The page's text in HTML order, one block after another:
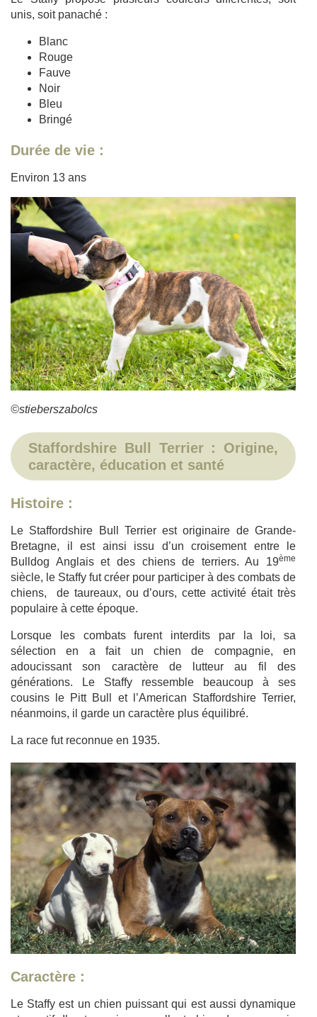
unis, soit panaché :
Blanc
Rouge
Fauve
Noir
Bleu
Bringé
Durée de vie :
Environ 13 ans
©stieberszabolcs
Staffordshire Bull Terrier : Origine,
caractère, éducation et santé
Histoire :
Le Staffordshire Bull Terrier est originaire de Grande-
Bretagne, il est ainsi issu d’un croisement entre le
Bulldog Anglais et des chiens de terriers. Au 19ème
siècle, le Staffy fut créer pour participer à des combats de
chiens, de taureaux, ou d’ours, cette activité était très
populaire à cette époque.
Lorsque les combats furent interdits par la loi, sa
sélection en a fait un chien de compagnie, en
adoucissant son caractère de lutteur au fil des
générations. Le Staffy ressemble beaucoup à ses
cousins le Pitt Bull et l’American Staffordshire Terrier,
néanmoins, il garde un caractère plus équilibré.
La race fut reconnue en 1935.
Caractère :
Le Staffy est un chien puissant qui est aussi dynamique